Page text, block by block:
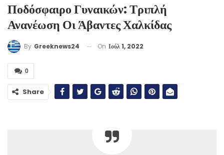
Ποδόσφαιρο Γυναικών: Τριπλή
Ανανέωση Οι Άβαντες Χαλκίδας
By Greeknews24 On Ιούλ 1, 2022
0
Share